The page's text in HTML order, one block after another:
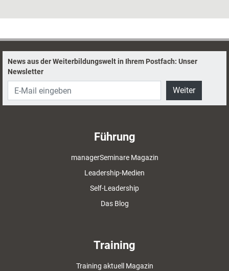
News aus der Weiterbildungswelt in Ihrem Postfach: Unser
Newsletter
Weiter
Führung
managerSeminare Magazin
Leadership-Medien
Self-Leadership
Das Blog
Training
Training aktuell Magazin